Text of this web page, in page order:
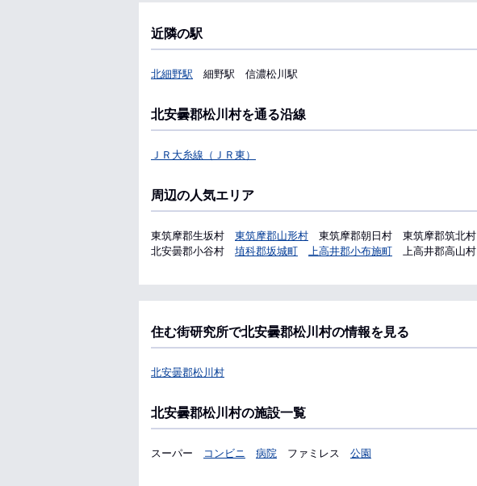
近隣の駅
北細野駅 細野駅 信濃松川駅
北安曇郡松川村を通る沿線
ＪＲ大糸線（ＪＲ東）
周辺の人気エリア
東筑摩郡生坂村 東筑摩郡山形村 東筑摩郡朝日村 東筑摩郡筑北村
北安曇郡小谷村
埴科郡坂城町 上高井郡小布施町 上高井郡高山村
住む街研究所で北安曇郡松川村の情報を見る
北安曇郡松川村
北安曇郡松川村の施設一覧
スーパー コンビニ 病院 ファミレス 公園